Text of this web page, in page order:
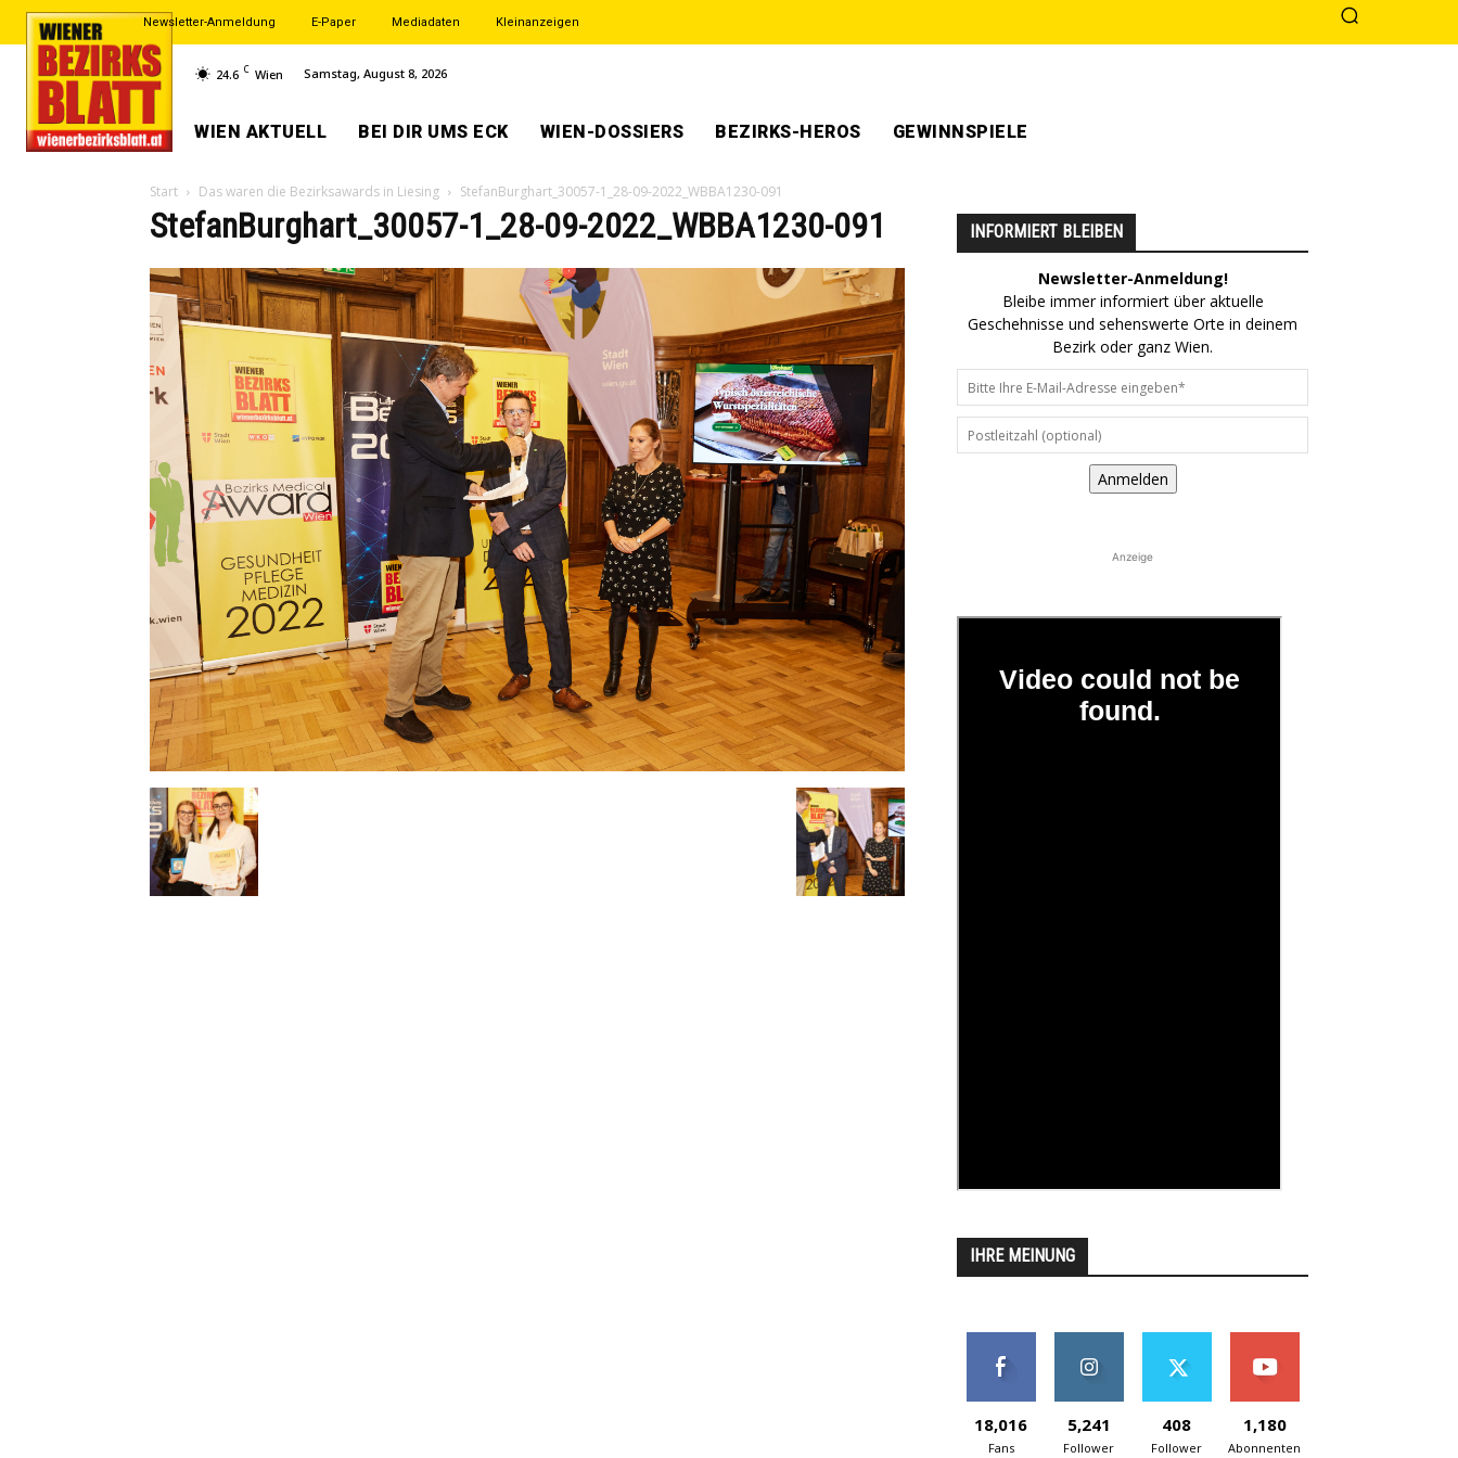
Newsletter-Anmeldung E-Paper Mediadaten Kleinanzeigen
24.6 C Wien Samstag, August 8, 2026
WIEN AKTUELL BEI DIR UMS ECK WIEN-DOSSIERS BEZIRKS-HEROS GEWINNSPIELE
Start Das waren die Bezirksawards in Liesing StefanBurghart_30057-1_28-09-2022_WBBA1230-091
StefanBurghart_30057-1_28-09-2022_WBBA1230-091 INFORMIERT BLEIBEN
Newsletter-Anmeldung!
Bleibe immer informiert über aktuelle
Geschehnisse und sehenswerte Orte in deinem
Bezirk oder ganz Wien.
Anmelden
Anzeige
IHRE MEINUNG
18,016
Fans
5,241
Follower
408
Follower
1,180
Abonnenten